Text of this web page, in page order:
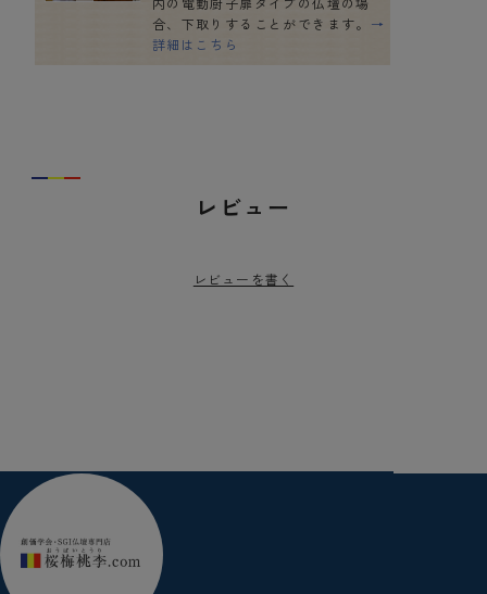
合、下取りすることができます。 →
詳細はこちら
レビュー
レビューを書く